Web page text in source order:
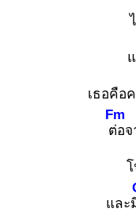
เธอคือ
ต่อ
Fm
และ